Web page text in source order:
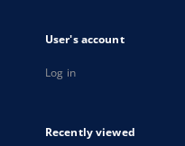
User's account
Log in
Recently viewed